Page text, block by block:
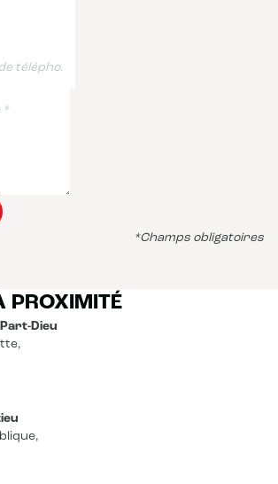
*Champs obligatoires
PROXIMITÉ
Dieu